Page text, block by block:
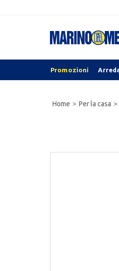
Promozioni
Home Per la casa